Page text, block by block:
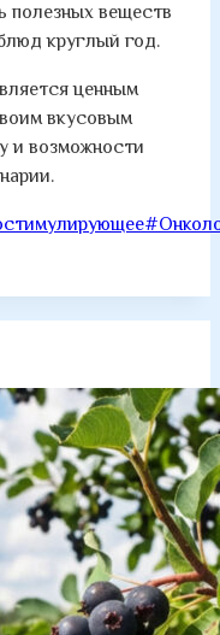
полезных веществ
круглый год.
ценным
вкусовым
и возможности
#